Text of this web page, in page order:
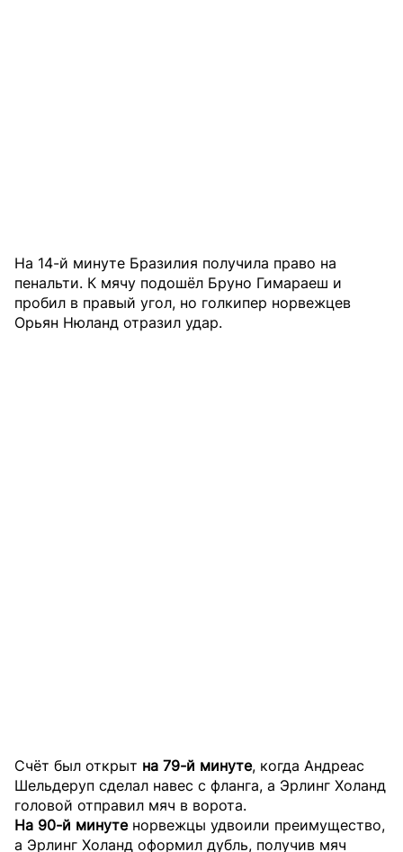
На 14-й минуте Бразилия получила право на
пенальти. К мячу подошёл Бруно Гимараеш и
пробил в правый угол, но голкипер норвежцев
Орьян Нюланд отразил удар.
Счёт был открыт на 79-й минуте, когда Андреас
Шельдеруп сделал навес с фланга, а Эрлинг Холанд
головой отправил мяч в ворота.
На 90-й минутенорвежцы удвоили преимущество,
а Эрлинг Холанд оформил дубль, получив мяч